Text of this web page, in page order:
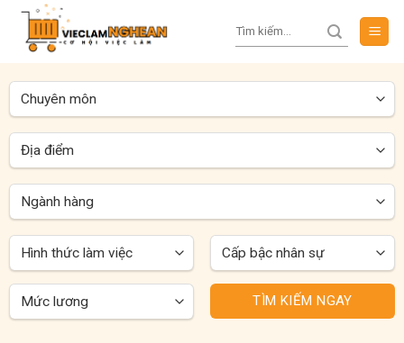
Skip
content
TÌM KIẾM NGAY